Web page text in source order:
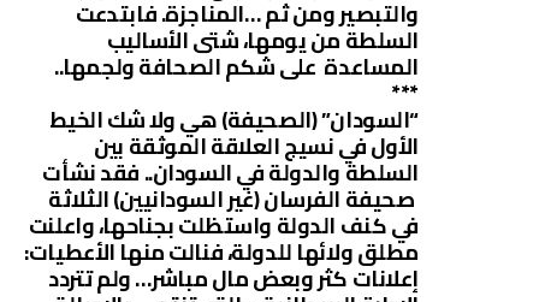
والتبصير ومن ثم …المناجزة. فابتدعت
السلطة من يومها، شتى الأساليب
المساعدة على شكم الصحافة ولجمها..
***
“السودان” (الصحيفة) هي ولا شك الخيط
الأول في نسيج العلاقة الموثقة بين
السلطة والدولة في السودان.. فقد نشأت
صحيفة الفرسان (غير السودانيين) الثلاثة
في كنف الدولة واستظلت بجناحها، واعلنت
مطلق ولائها للدولة، فنالت منها الأعطيات:
إعلانات كثر وبعض مال مباشر… ولم تتردد